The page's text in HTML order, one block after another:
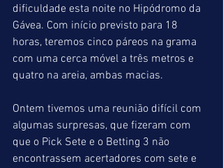
dificuldade esta noite no Hipódromo da
Gávea. Com início previsto para 18
horas, teremos cinco páreos na grama
com uma cerca móvel a três metros e
quatro na areia, ambas macias.
Ontem tivemos uma reunião difícil com
algumas surpresas, que fizeram com
que o Pick Sete e o Betting 3 não
encontrassem acertadores com sete e